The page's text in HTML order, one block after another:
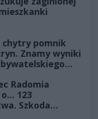
chytry pomnik
Znamy wyniki
Radomia
123
Szkoda